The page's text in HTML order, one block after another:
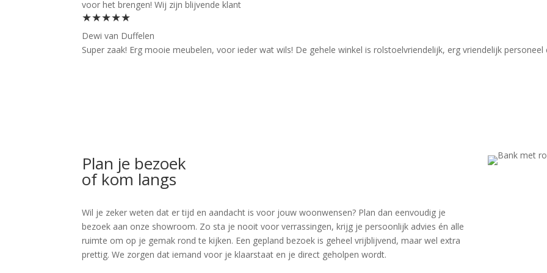
voor het brengen! Wij zijn blijvende klant
★★★★★
Dewi van Duffelen
Super zaak! Erg mooie meubelen, voor ieder wat wils! De gehele winkel is rolstoelvriendelijk, erg vriendelijk personeel
Plan je bezoek
of kom langs
Wil je zeker weten dat er tijd en aandacht is voor jouw woonwensen? Plan dan eenvoudig je
bezoek aan onze showroom. Zo sta je nooit voor verrassingen, krijg je persoonlijk advies én alle
ruimte om op je gemak rond te kijken. Een gepland bezoek is geheel vrijblijvend, maar wel extra
prettig. We zorgen dat iemand voor je klaarstaat en je direct geholpen wordt.